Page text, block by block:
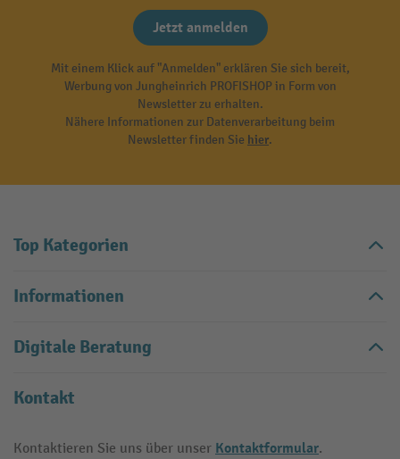
Jetzt anmelden
Mit einem Klick auf "Anmelden" erklären Sie sich bereit,
Werbung von Jungheinrich PROFISHOP in Form von
Newsletter zu erhalten.
Nähere Informationen zur Datenverarbeitung beim
Newsletter finden Sie hier.
Top Kategorien
Informationen
Digitale Beratung
Kontakt
Kontaktieren Sie uns über unser Kontaktformular.